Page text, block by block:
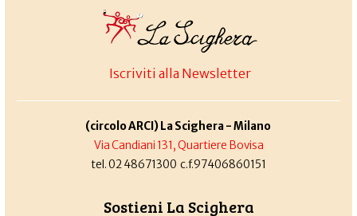
Iscriviti alla Newsletter
(circolo ARCI) La Scighera - Milano
Via Candiani 131, Quartiere Bovisa
tel. 02 48671300 c.f.97406860151
Sostieni La Scighera